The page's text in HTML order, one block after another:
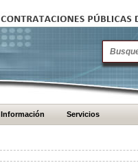
Información Servicios